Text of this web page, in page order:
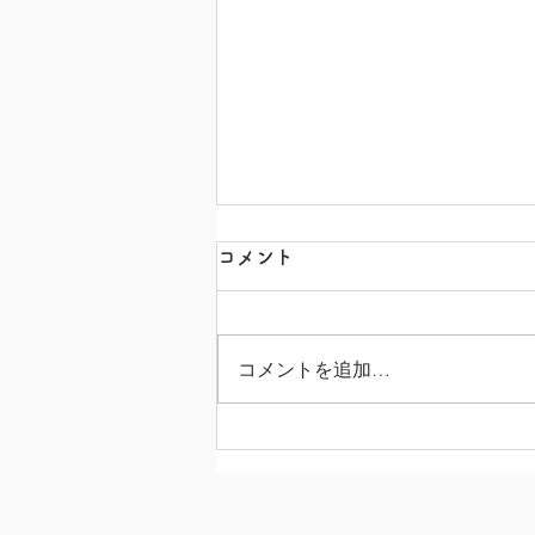
3月号園だよりの言葉
コメント
コメントを追加…